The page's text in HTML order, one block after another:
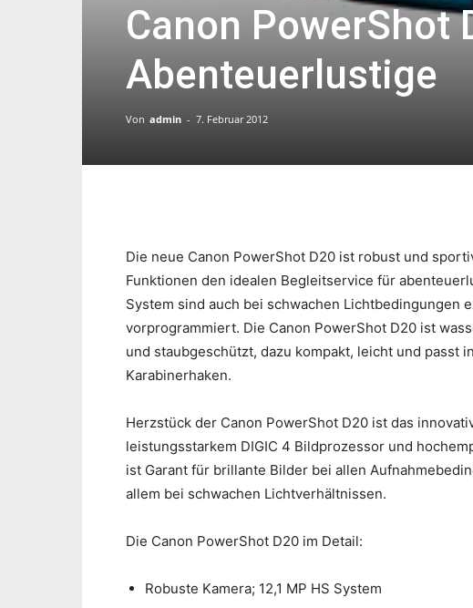
Canon PowerShot
Abenteuerlustige
Von admin - 7. Februar 2012
Die neue Canon PowerShot D20 ist robust und
Funktionen den idealen Begleitservice für
System sind auch bei schwachen Lichtbedingungen
vorprogrammiert. Die Canon PowerShot D20 ist
und staubgeschützt, dazu kompakt, leicht und passt
Karabinerhaken.
Herzstück der Canon PowerShot D20 ist das
leistungsstarkem DIGIC 4 Bildprozessor und
ist Garant für brillante Bilder bei allen
allem bei schwachen Lichtverhältnissen.
Die Canon PowerShot D20 im Detail:
Robuste Kamera; 12,1 MP HS System